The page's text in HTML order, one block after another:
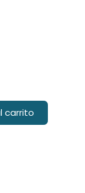
carrito